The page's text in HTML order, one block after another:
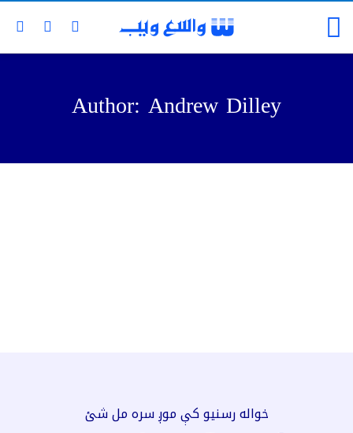
Author: Andrew Dilley
خواله رسنیو کې موږ سره مل شئ